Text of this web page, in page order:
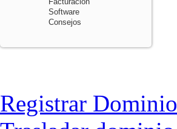
Software
Consejos
Registrar Dominio